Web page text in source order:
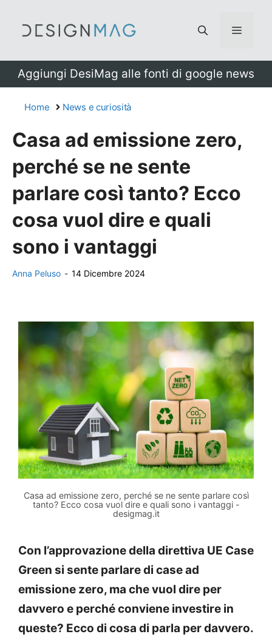
Menu
Aggiungi DesiMag alle fonti di google news
Home News e curiosità
Casa ad emissione zero,
perché se ne sente
parlare così tanto? Ecco
cosa vuol dire e quali
sono i vantaggi
Anna Peluso - 14 Dicembre 2024
Casa ad emissione zero, perché se ne sente parlare così
tanto? Ecco cosa vuol dire e quali sono i vantaggi -
desigmag.it
Con l’approvazione della direttiva UE Case
Green si sente parlare di case ad
emissione zero, ma che vuol dire per
davvero e perché conviene investire in
queste? Ecco di cosa di parla per davvero.